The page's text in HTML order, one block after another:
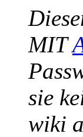
MIT
sie
wiki